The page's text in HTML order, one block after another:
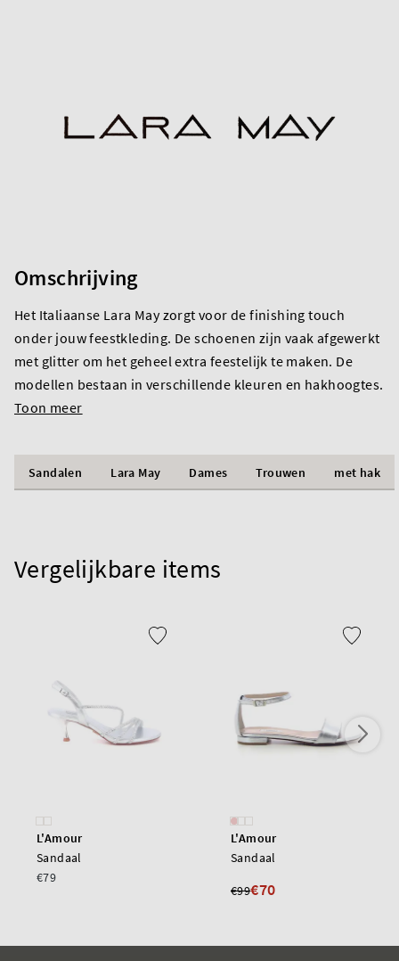
Omschrijving
Het Italiaanse Lara May zorgt voor de finishing touch
onder jouw feestkleding. De schoenen zijn vaak afgewerkt
met glitter om het geheel extra feestelijk te maken. De
modellen bestaan in verschillende kleuren en hakhoogtes.
Toon meer
Sandalen Lara May Dames Trouwen met hak
Vergelijkbare items
L'Amour
Sandaal
€79
L'Amour
Sandaal
€99€70